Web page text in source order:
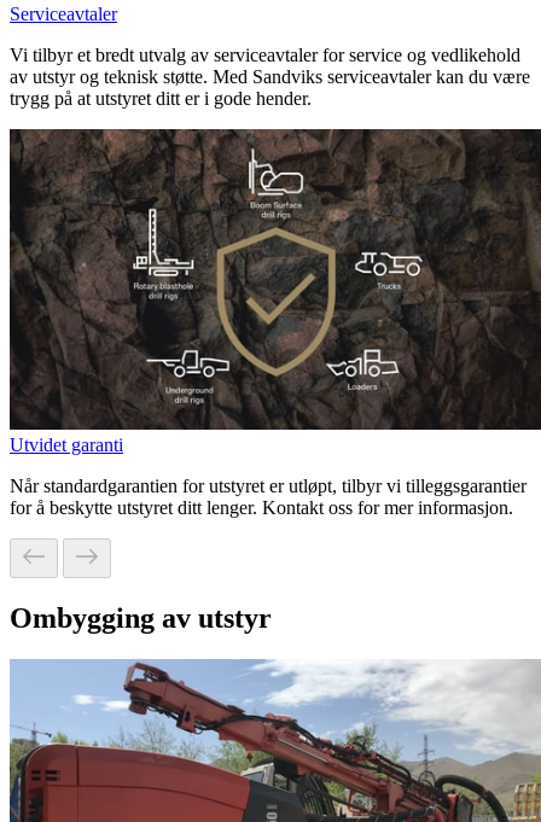
Serviceavtaler
Vi tilbyr et bredt utvalg av serviceavtaler for service og vedlikehold
av utstyr og teknisk støtte. Med Sandviks serviceavtaler kan du være
trygg på at utstyret ditt er i gode hender.
Utvidet garanti
Når standardgarantien for utstyret er utløpt, tilbyr vi tilleggsgarantier
for å beskytte utstyret ditt lenger. Kontakt oss for mer informasjon.
Ombygging av utstyr